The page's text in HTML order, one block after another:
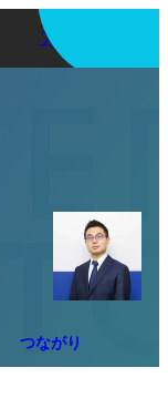
アプリを使う
つながり